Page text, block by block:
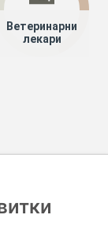
Ветеринарни
лекари